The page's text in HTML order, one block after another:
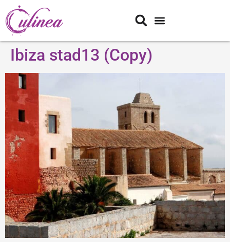
Ibiza stad13 (Copy)